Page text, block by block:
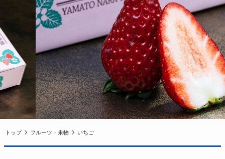
トップ フルーツ・果物 いちご